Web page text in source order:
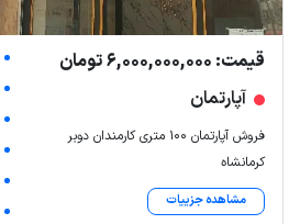
قیمت: 6,000,000,000 تومان
آپارتمان
فروش آپارتمان ۱۰۰ متری کارمندان دوبر
کرمانشاه
مشاهده جزییات